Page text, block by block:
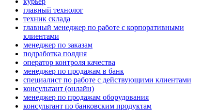
главный технолог
техник склада
главный менеджер по работе с корпоративными
клиентами
менеджер по заказам
подработка полдня
оператор контроля качества
менеджер по продажам в банк
специалист по работе с действующими клиентами
консультант (онлайн)
менеджер по продажам оборудования
консультант по банковским продуктам